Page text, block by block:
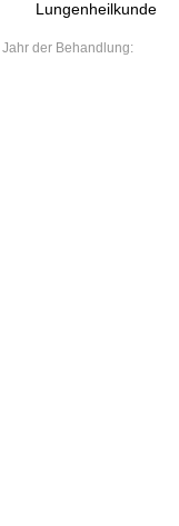
Lungenheilkunde
der Behandlung: